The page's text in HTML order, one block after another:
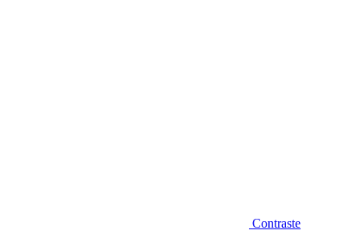
Contraste